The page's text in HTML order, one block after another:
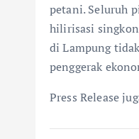
petani. Seluruh
hilirisasi
di Lampung
penggerak
Press Release